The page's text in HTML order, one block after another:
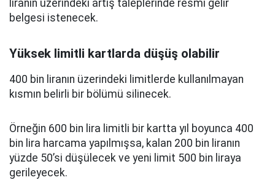
liranın üzerindeki artış taleplerinde resmi gelir
belgesi istenecek.
Yüksek limitli kartlarda düşüş olabilir
400 bin liranın üzerindeki limitlerde kullanılmayan
kısmın belirli bir bölümü silinecek.
Örneğin 600 bin lira limitli bir kartta yıl boyunca 400
bin lira harcama yapılmışsa, kalan 200 bin liranın
yüzde 50’si düşülecek ve yeni limit 500 bin liraya
gerileyecek.